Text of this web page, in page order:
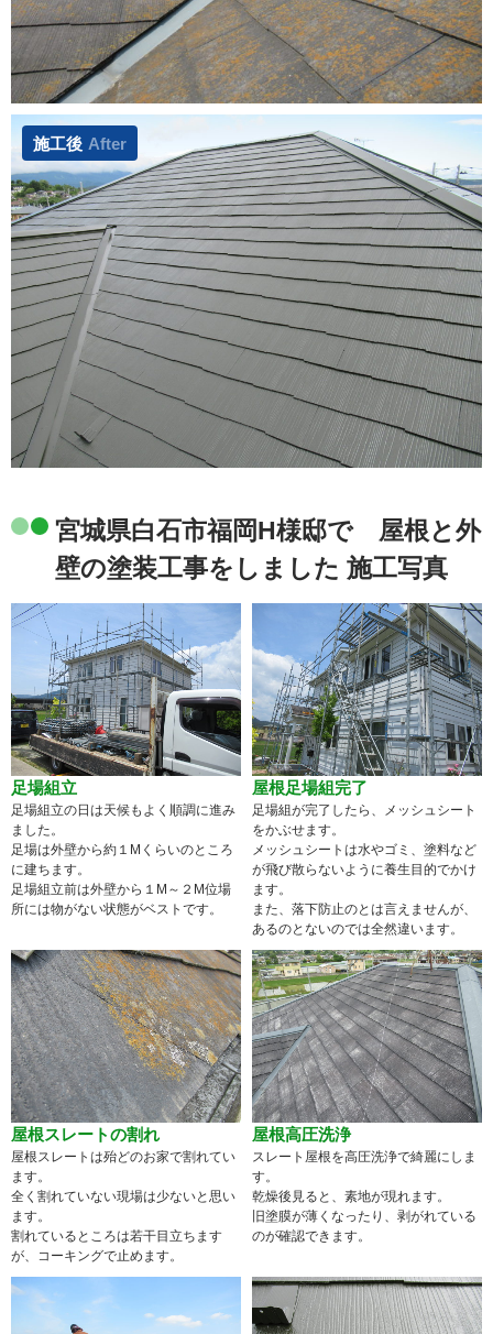
施工後 After
宮城県白石市福岡H様邸で 屋根と外
壁の塗装工事をしました 施工写真
足場組立
足場組立の日は天候もよく順調に進み
ました。
足場は外壁から約１Mくらいのところ
に建ちます。
足場組立前は外壁から１M～２M位場
所には物がない状態がベストです。
屋根足場組完了
足場組が完了したら、メッシュシート
をかぶせます。
メッシュシートは水やゴミ、塗料など
が飛び散らないように養生目的でかけ
ます。
また、落下防止のとは言えませんが、
あるのとないのでは全然違います。
屋根スレートの割れ
屋根スレートは殆どのお家で割れてい
ます。
全く割れていない現場は少ないと思い
ます。
割れているところは若干目立ちます
が、コーキングで止めます。
屋根高圧洗浄
スレート屋根を高圧洗浄で綺麗にしま
す。
乾燥後見ると、素地が現れます。
旧塗膜が薄くなったり、剥がれている
のが確認できます。